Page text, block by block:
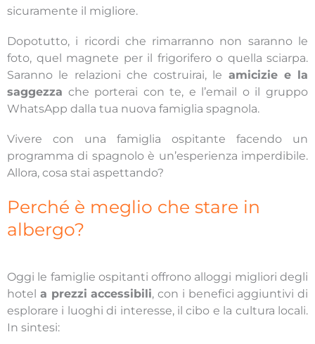
sicuramente il migliore.
Dopotutto, i ricordi che rimarranno non saranno le
foto, quel magnete per il frigorifero o quella sciarpa.
Saranno le relazioni che costruirai, le amicizie e la
saggezza che porterai con te, e l’email o il gruppo
WhatsApp dalla tua nuova famiglia spagnola.
Vivere con una famiglia ospitante facendo un
programma di spagnolo è un’esperienza imperdibile.
Allora, cosa stai aspettando?
Perché è meglio che stare in
albergo?
Oggi le famiglie ospitanti offrono alloggi migliori degli
hotel a prezzi accessibili, con i benefici aggiuntivi di
esplorare i luoghi di interesse, il cibo e la cultura locali.
In sintesi: